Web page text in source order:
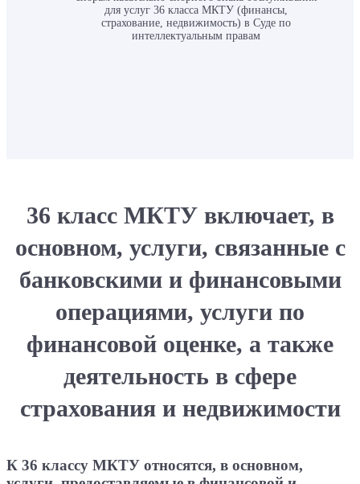
для услуг 36 класса МКТУ (финансы,
страхование, недвижимость) в Суде по
интеллектуальным правам
36 класс МКТУ включает, в
основном, услуги, связанные с
банковскими и финансовыми
операциями, услуги по
финансовой оценке, а также
деятельность в сфере
страхования и недвижимости
К 36 классу МКТУ относятся, в основном,